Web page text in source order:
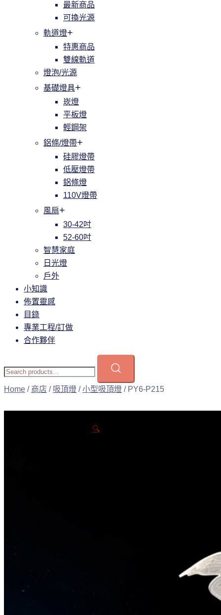
最新商品
可換光源
軌道燈
特惠商品
雙線軌道
燈泡/光源
基礎燈具
崁燈
平板燈
輕鋼架
鋁條/燈帶
硅膠燈帶
低壓燈帶
鋁條燈
110V燈帶
風扇
30-42吋
52-60吋
智慧家庭
日光燈
戶外
小知識
佈置靈感
目錄
專業工程/訂做
合作夥伴
Home / 商店 / 吸頂燈 /小型吸頂燈 / PY6-P215
🔍